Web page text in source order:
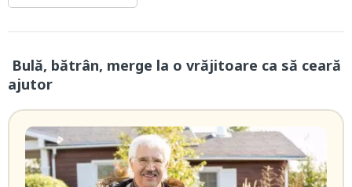
Bulă, bătrân, merge la o vrăjitoare ca să ceară
ajutor